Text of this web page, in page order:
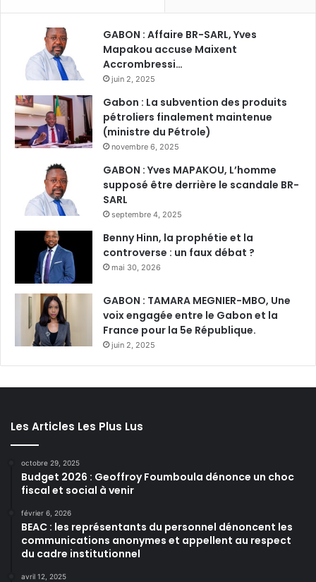
GABON : Affaire BR-SARL, Yves
Mapakou accuse Maixent
Accrombressi…
juin 2, 2025
Gabon : La subvention des produits
pétroliers finalement maintenue
(ministre du Pétrole)
novembre 6, 2025
GABON : Yves MAPAKOU, L’homme
supposé être derrière le scandale BR-
SARL
septembre 4, 2025
Benny Hinn, la prophétie et la
controverse : un faux débat ?
mai 30, 2026
GABON : TAMARA MEGNIER-MBO, Une
voix engagée entre le Gabon et la
France pour la 5e République.
juin 2, 2025
Les Articles Les Plus Lus
octobre 29, 2025
Budget 2026 : Geoffroy Foumboula dénonce un choc
fiscal et social à venir
février 6, 2026
BEAC : les représentants du personnel dénoncent les
communications anonymes et appellent au respect
du cadre institutionnel
avril 12, 2025